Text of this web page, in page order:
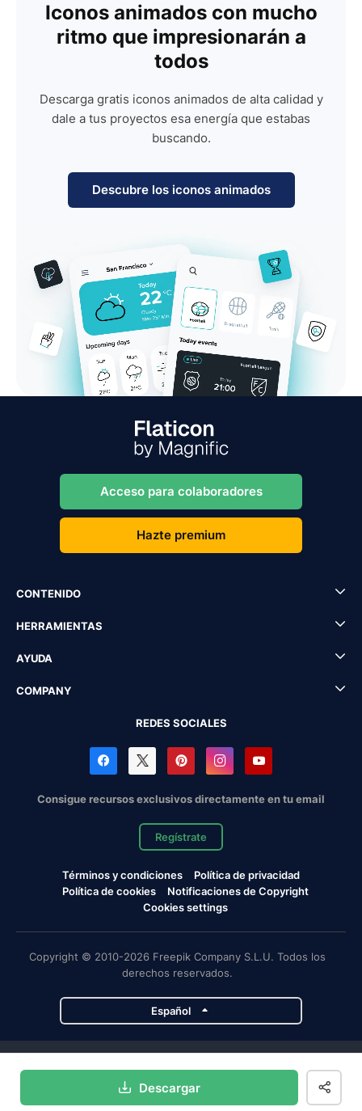
Descargar
Iconos animados con mucho
ritmo que impresionarán a
todos
Descarga gratis iconos animados de alta calidad y
dale a tus proyectos esa energía que estabas
buscando.
Descubre los iconos animados
Acceso para colaboradores
Hazte premium
CONTENIDO
HERRAMIENTAS
AYUDA
COMPANY
REDES SOCIALES
Consigue recursos exclusivos directamente en tu email
Regístrate
Términos y condiciones
Política de privacidad
Política de cookies
Notificaciones de Copyright
Cookies settings
Copyright © 2010-2026 Freepik Company S.L.U. Todos los
derechos reservados.
Español
Magnific Flaticon